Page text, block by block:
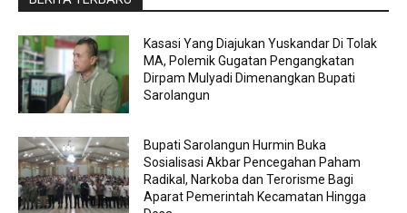
Kasasi Yang Diajukan Yuskandar Di Tolak
MA, Polemik Gugatan Pengangkatan
Dirpam Mulyadi Dimenangkan Bupati
Sarolangun
Bupati Sarolangun Hurmin Buka
Sosialisasi Akbar Pencegahan Paham
Radikal, Narkoba dan Terorisme Bagi
Aparat Pemerintah Kecamatan Hingga